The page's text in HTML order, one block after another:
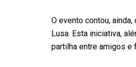
O evento contou,
Lusa. Esta iniciativa,
partilha entre amigos e